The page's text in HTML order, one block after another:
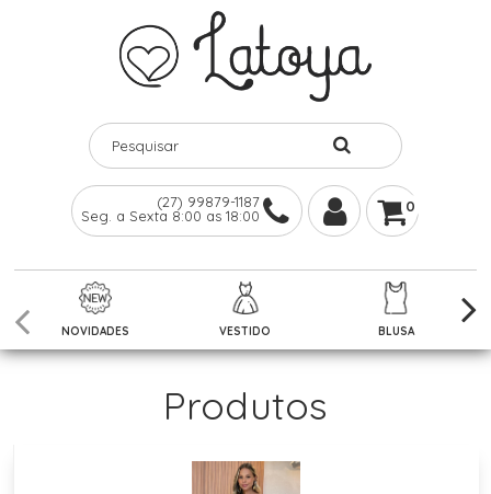
(27) 99879-1187
Seg. a Sexta 8:00 as 18:00
0
NOVIDADES VESTIDO BLUSA
Produtos